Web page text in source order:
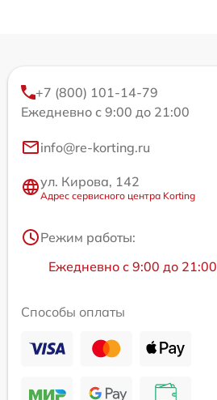
+7 (800) 101-14-79
Ежедневно с 9:00 до 21:00
info@re-korting.ru
ул. Кирова, 142
Адрес сервисного центра Korting
Режим работы:
Ежедневно с 9:00 до 21:00
Способы оплаты